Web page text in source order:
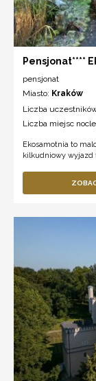
Pensjonat****
pensjonat
Miasto: Kraków
Liczba
Liczba miejsc
Ekosamotnia to
kilkudniowy wyjazd